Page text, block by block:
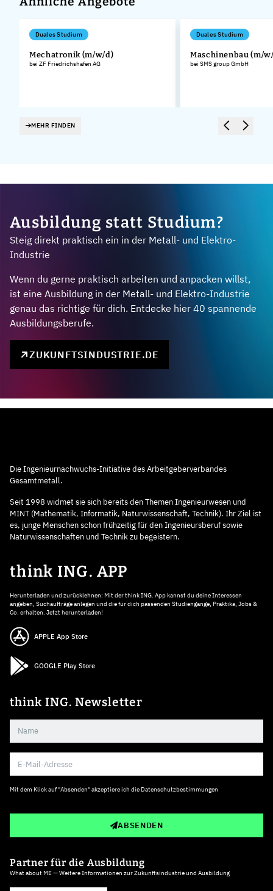
Duales Studium
Mechatronik (m/w/d)
bei ZF Friedrichshafen AG
Duales Studium
Maschinenbau (m/
bei SMS group GmbH
MEHR FINDEN
Ausbildung statt Studium?
Steig direkt praktisch ein in der Metall- und Elektro-
Industrie
Wenn du gerne praktisch arbeiten und anpacken willst,
ist eine Ausbildung in der Metall- und Elektro-Industrie
genau das richtige für dich. Entdecke hier 40 spannende
Ausbildungsberufe.
ZUKUNFTSINDUSTRIE.DE
Die Ingenieurnachwuchs-Initiative des Arbeitgeberverbandes
Gesamtmetall.
Seit 1998 widmet sie sich bereits den Themen Ingenieurwesen und
MINT (Mathematik, Informatik, Naturwissenschaft, Technik). Ihr Ziel ist
es, junge Menschen schon frühzeitig für den Ingenieursberuf sowie
Naturwissenschaften und Technik zu begeistern.
think ING. APP
Herunterladen und zurücklehnen: Mit der think ING. App kannst du deine Interessen
angeben, Suchaufträge anlegen und die für dich passenden Studiengänge, Praktika, Jobs &
Co. erhalten. Jetzt herunterladen!
APPLE App Store
GOOGLE Play Store
think ING. Newsletter
Mit dem Klick auf "Absenden" akzeptiere ich die Datenschutzbestimmungen
ABSENDEN
Partner für die Ausbildung
What about ME — Weitere Informationen zur Zukunftsindustrie und Ausbildung